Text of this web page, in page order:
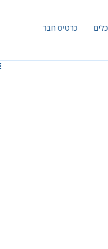
כלים כרטיס חבר